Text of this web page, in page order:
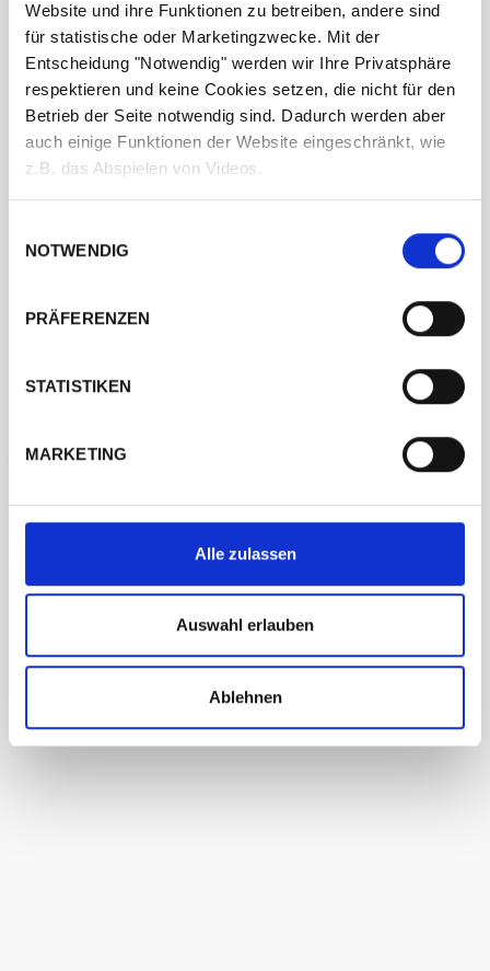
Website und ihre Funktionen zu betreiben, andere sind
für statistische oder Marketingzwecke. Mit der
Entscheidung "Notwendig" werden wir Ihre Privatsphäre
respektieren und keine Cookies setzen, die nicht für den
Betrieb der Seite notwendig sind. Dadurch werden aber
auch einige Funktionen der Website eingeschränkt, wie
z.B. das Abspielen von Videos.
NOTWENDIG
PRÄFERENZEN
STATISTIKEN
MARKETING
Alle zulassen
Auswahl erlauben
Ablehnen
← ZURÜCK ZUM HERSTELLER ANPROBE VEREINBAREN →
Besuchen Sie uns